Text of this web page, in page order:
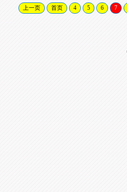
上一页 首页 4 5 6 7